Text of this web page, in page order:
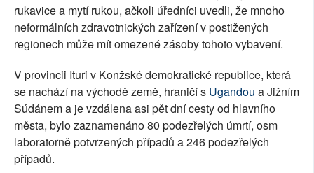
rukavice a mytí rukou, ačkoli úředníci uvedli, že mnoho
neformálních zdravotnických zařízení v postižených
regionech může mít omezené zásoby tohoto vybavení.
V provincii Ituri v Konžské demokratické republice, která
se nachází na východě země, hraničí s Ugandou a Jižním
Súdánem a je vzdálena asi pět dní cesty od hlavního
města, bylo zaznamenáno 80 podezřelých úmrtí, osm
laboratorně potvrzených případů a 246 podezřelých
případů.